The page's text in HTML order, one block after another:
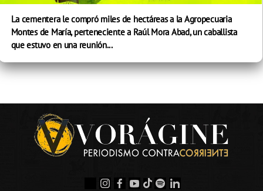
La cementera le compró miles de hectáreas a la Agropecuaria
Montes de María, perteneciente a Raúl Mora Abad, un caballista
que estuvo en una reunión...